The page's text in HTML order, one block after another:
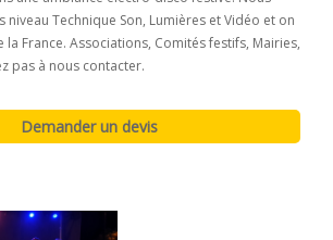
niveau Technique Son, Lumières et Vidéo et on
la France. Associations, Comités festifs, Mairies,
pas à nous contacter.